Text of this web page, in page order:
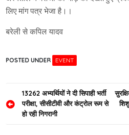
लिए मांग पत्र भेजा है।।
बरेली से कपिल यादव
POSTED UNDER EVENT
Post
navigation
13262 अभ्यर्थियों ने दी सिपाही भर्ती
परीक्षा, सीसीटीवी और कंट्रोल रूम से
हो रही निगरानी